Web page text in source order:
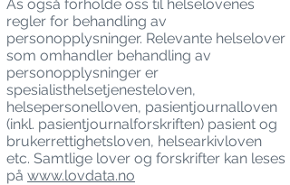
As også forholde oss til helselovenes
regler for behandling av
personopplysninger. Relevante helselover
som omhandler behandling av
personopplysninger er
spesialisthelsetjenesteloven,
helsepersonelloven, pasientjournalloven
(inkl. pasientjournalforskriften) pasient og
brukerrettighetsloven, helsearkivloven
etc. Samtlige lover og forskrifter kan leses
på www.lovdata.no